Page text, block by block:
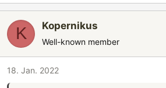
K Kopernikus
Well-known member
18. Jan. 2022